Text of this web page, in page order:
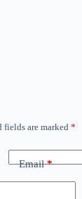
fields are marked *
Email*